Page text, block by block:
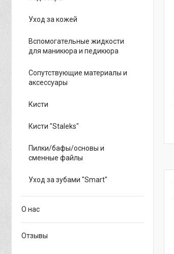
Уход за кожей
Вспомогательные жидкости
для маникюра и педикюра
Сопутствующие материалы и
аксессуары
Кисти
Кисти "Staleks"
Пилки/бафы/основы и
сменные файлы
Уход за зубами "Smart"
О нас
Отзывы